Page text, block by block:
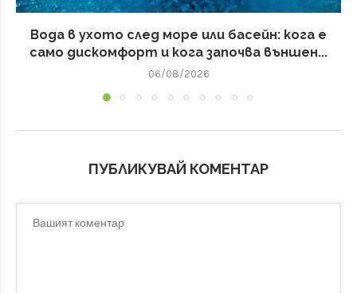
Вода в ухото след море или басейн: кога е
само дискомфорт и кога започва външен...
06/08/2026
ПУБЛИКУВАЙ КОМЕНТАР